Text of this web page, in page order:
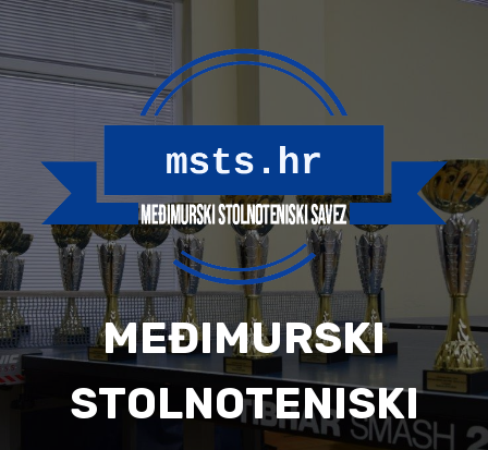
Skip
to
content
MEĐIMURSKI
STOLNOTENISKI